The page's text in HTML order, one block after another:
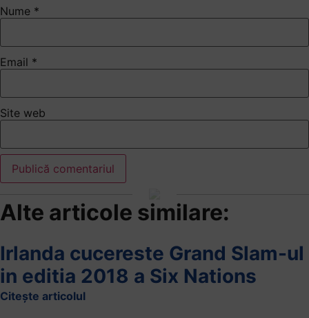
Nume *
Email *
Site web
Alte articole similare:
Irlanda cucereste Grand Slam-ul
in editia 2018 a Six Nations
Citește articolul